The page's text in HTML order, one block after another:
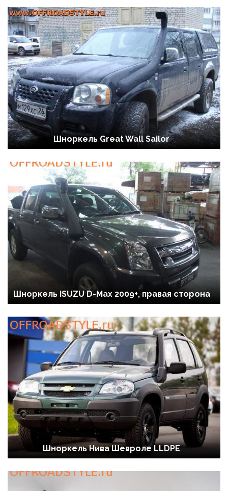
Шноркель Great Wall Sailor
Шноркель ISUZU D-Max 2009+, правая сторона
Шноркель Нива Шевроле LLDPE